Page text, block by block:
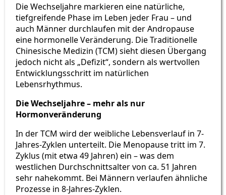
Die Wechseljahre markieren eine natürliche,
tiefgreifende Phase im Leben jeder Frau – und
auch Männer durchlaufen mit der Andropause
eine hormonelle Veränderung. Die Traditionelle
Chinesische Medizin (TCM) sieht diesen Übergang
jedoch nicht als „Defizit“, sondern als wertvollen
Entwicklungsschritt im natürlichen
Lebensrhythmus.
Die Wechseljahre – mehr als nur
Hormonveränderung
In der TCM wird der weibliche Lebensverlauf in 7-
Jahres-Zyklen unterteilt. Die Menopause tritt im 7.
Zyklus (mit etwa 49 Jahren) ein – was dem
westlichen Durchschnittsalter von ca. 51 Jahren
sehr nahekommt. Bei Männern verlaufen ähnliche
Prozesse in 8-Jahres-Zyklen.